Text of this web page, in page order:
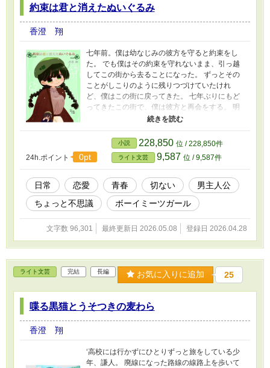
約束は君と消えたぬいぐるみ
香澄 翔
七年前。僕は幼なじみの彼方を守ると約束をし
た。 でも僕はその約束を守れないまま、引っ越
してこの街から去ることになった。 ずっとその
ことがしこりのように残りつづけていたけれ
ど、僕はこの街に戻ってきた。 七年ぶりにもど
ってきたこの街で、僕は彼方と再会をする。 明
るく元気で、ちょっとだけ意地悪な彼女に僕は
う。 でも再会した彼方は、本当は深い傷を背負
っていた。 僕はそのことを知らないまま、彼女
を好きになっていく―― このお話は少しだけ不
思議な、切なくて、だけど優しいお話です。 完
結しました。 表紙イラストは花月夜れんさんに
ファンアートとしていただいたものを飾らせて
いただきました。 花月夜れんさん、ありがとう
24h.ポイント 0pt
小説 228,850 位 / 228,850件
ライト文芸 9,587 位 / 9,587件
日常 恋愛 青春 切ない
男主人公
ちょっと不思議
ボーイミーツガール
文字数 96,301 最終更新日 2026.05.08 登録日 2026.04.28
ライト文芸 完結 長編 お気に入りに追加 25
喋る黒猫とうそつきの麦わら
香澄 翔
‘高校には行かずにひとりずっと旅をしている少
年、謙人。 廃線になった路線の線路上を歩いて